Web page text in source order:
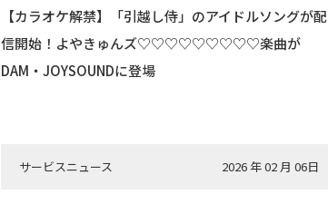
【カラオケ解禁】「引越し侍」のアイドルソングが配
信開始！よやきゅんズ♡♡♡♡♡♡♡♡♡楽曲が
DAM・JOYSOUNDに登場
サービスニュース 2026 年 02 月 06日